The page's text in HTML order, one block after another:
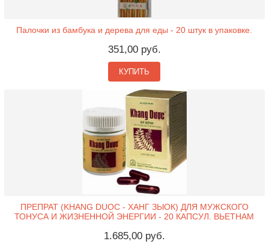
Палочки из бамбука и дерева для еды - 20 штук в упаковке.
351,00 руб.
КУПИТЬ
ПРЕПРАТ (KHANG DUOC - ХАНГ ЗЫОК) ДЛЯ МУЖСКОГО
ТОНУСА И ЖИЗНЕННОЙ ЭНЕРГИИ - 20 КАПСУЛ. ВЬЕТНАМ
1.685,00 руб.